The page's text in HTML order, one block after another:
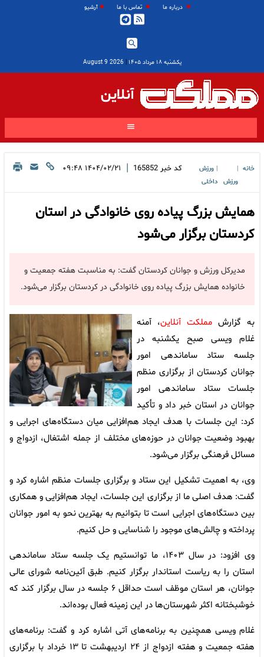
درباره ما تماس با ما آرشیو
یکشنبه ۱۸ مرداد ۱۴۰۵ |
2026 August 9
آنلاین
خانه
ورزش
ورزش
داخلی
کد خبر 165852
| ۱۴۰۴/۰۲/۲۱ ۰۹:۴۸
همایش بزرگ پیاده روی خانوادگی در استان
کردستان برگزار می‌شود
مدیرکل ورزش و جوانان کردستان گفت: به مناسبت هفته جمعیت و
خانواده همایش بزرگ پیاده روی خانوادگی در کردستان برگزار می‌شود.
به گزارش مملکت آنلاین، آمنه
غلام ویسی صبح یکشنبه در
جلسه ستاد ساماندهی امور
جوانان کردستان از برگزاری منظم
جلسات ستاد ساماندهی امور
جوانان در استان خبر داد و تأکید
کرد: این جلسات با هدف ایجاد هم‌افزایی میان دستگاه‌های اجرایی و
بهبود وضعیت جوانان در حوزه‌های مختلف از جمله اشتغال، ازدواج و
مسائل فرهنگی برگزار می‌شود.
وی، به اهمیت تشکیل این ستاد و برگزاری جلسات منظم اشاره کرد و
گفت: هدف اصلی ما از برگزاری این جلسات، ایجاد هم‌افزایی و همکاری
بین دستگاه‌های اجرایی است تا بتوانیم به بهترین نحو به امور جوانان
پرداخته و چالش‌های موجود را شناسایی و حل کنیم.
وی افزود: در سال ۱۴۰۳، ما توانستیم یک جلسه ستاد ساماندهی
استان را به ریاست استاندار برگزار کنیم. طبق آئین‌نامه شورای عالی
جوانان، هر استان موظف است حداقل ۶ جلسه در سال برگزار کند که
خوشبختانه اکثر شهرستان‌ها در این زمینه فعال بوده‌اند.
غلام ویسی همچنین به برنامه‌های آتی اشاره کرد و گفت: برنامه‌های
هفته جمعیت و هفته ازدواج از ۲۴ اردیبهشت تا ۱۳ خرداد با برگزاری